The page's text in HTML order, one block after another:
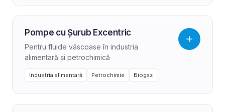
Pompe cu Șurub Excentric
Pentru fluide vâscoase în industria
alimentară și petrochimică
Industria alimentară Petrochimie Biogaz